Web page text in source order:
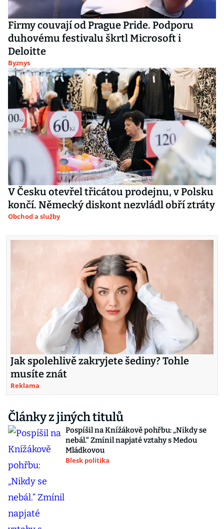
Firmy couvají od Prague Pride. Podporu
duhovému festivalu škrtl Microsoft i
Deloitte
Byznys
V Česku otevřel třicátou prodejnu, v Polsku
končí. Německý diskont nezvládl obří ztráty
Obchod a služby
Jak spolehlivě zakryjete šediny? Tohle
musíte znát
Reklama
Články z jiných titulů
Pospíšil na Knížákově pohřbu: „Nikdy se
nebál.“ Zmínil napjaté vztahy s Medou
Mládkovou
Blesk politika